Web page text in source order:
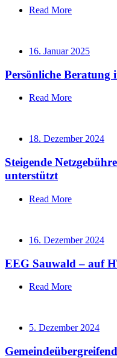
Read More
16. Januar 2025
Persönliche Beratung
Read More
18. Dezember 2024
Steigende
unterstützt
Read More
16. Dezember 2024
EEG Sauwald – auf
Read More
5. Dezember 2024